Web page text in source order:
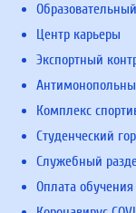
Центр карьеры
Экспортный
Комплекс
Студенческий
Служебный
Оплата обучения